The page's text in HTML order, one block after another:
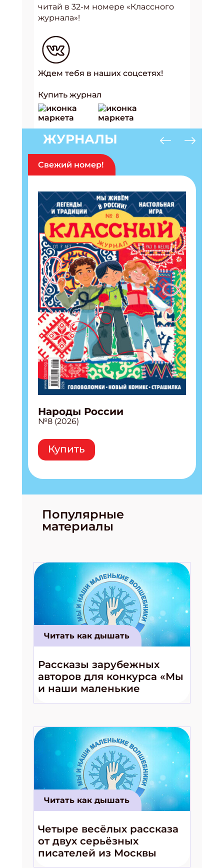
читай в 32-м номере «Классного
журнала»!
Ждем тебя в наших соцсетях!
Купить журнал
ЖУРНАЛЫ
Свежий номер!
Народы России
№8 (2026)
Купить
Популярные
материалы
Читать как дышать
Рассказы зарубежных
авторов для конкурса «Мы
и наши маленькие
волшебники!»
Читать как дышать
Четыре весёлых рассказа
от двух серьёзных
писателей из Москвы
Подпишись на рассылку
Получи электронный "Классный журнал" в
Укажите имя
Укажите Ваш Email
ПОДПИСАТЬСЯ